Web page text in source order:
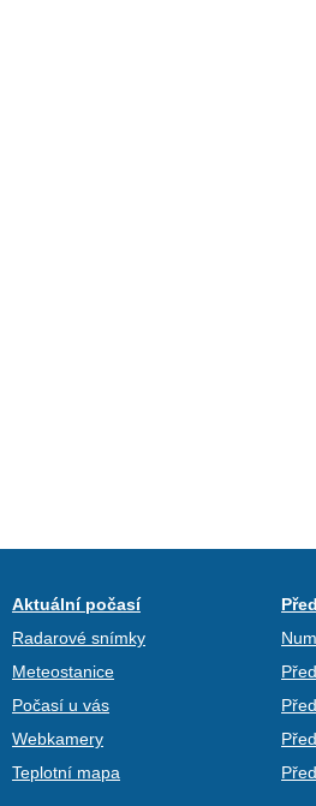
Aktuální počasí
Radarové snímky
Meteostanice
Počasí u vás
Webkamery
Teplotní mapa